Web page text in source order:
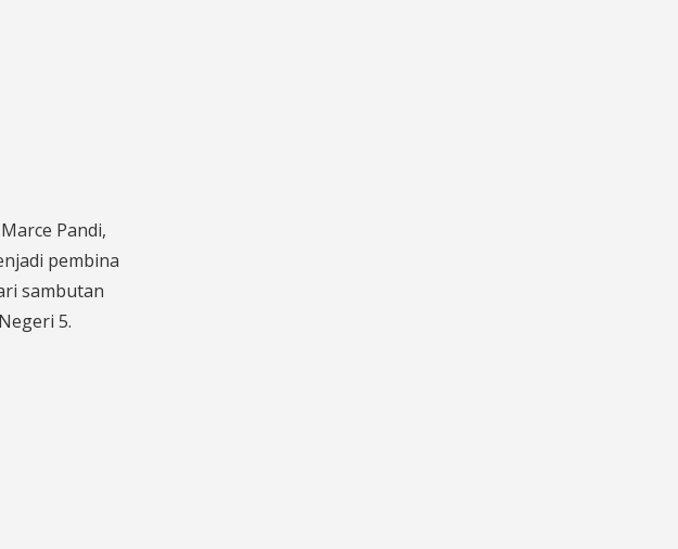
Pandi,
pembina
sambutan
5.